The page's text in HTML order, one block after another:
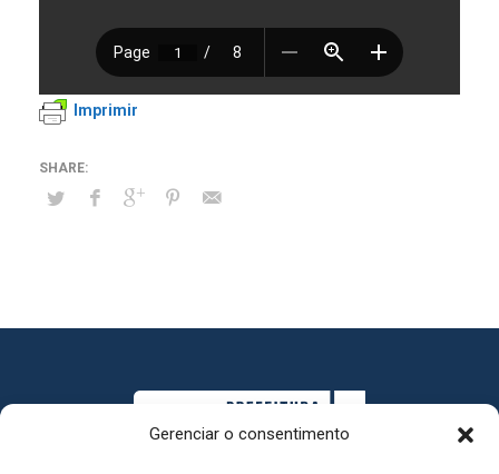
Gerenciar o consentimento
Imprimir